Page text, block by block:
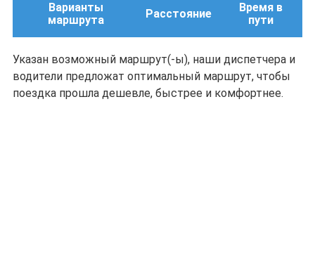
Варианты
маршрута
Расстояние
Время в
пути
Указан возможный маршрут(-ы), наши диспетчера и
водители предложат оптимальный маршрут, чтобы
поездка прошла дешевле, быстрее и комфортнее.